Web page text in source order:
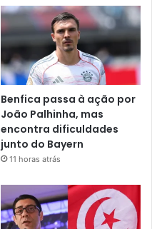
Benfica passa à ação por
João Palhinha, mas
encontra dificuldades
junto do Bayern
11 horas atrás